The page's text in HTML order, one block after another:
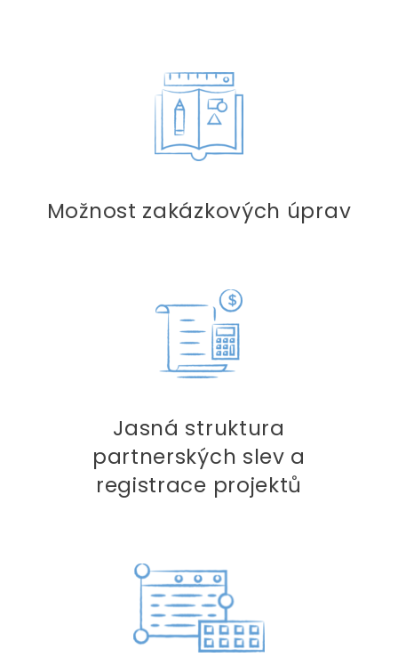
Možnost zakázkových úprav
Jasná struktura
partnerských slev a
registrace projektů